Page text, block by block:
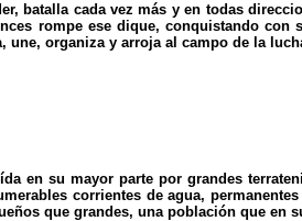
batalla cada vez más y en todas
rompe ese dique, conquistando
organiza y arroja al campo de la
en su mayor parte por grandes
corrientes de agua,
que grandes, una población que